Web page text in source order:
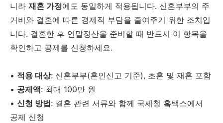
니라 재혼 가정에도 동일하게 적용됩니다. 신혼부부의 주
거비와 결혼에 따른 경제적 부담을 줄여주기 위한 조치입
니다. 결혼한 후 연말정산을 준비할 때 반드시 이 항목을
확인하고 공제를 신청하세요.
• 적용 대상: 신혼부부(혼인신고 기준), 초혼 및 재혼 포함
• 공제액: 최대 100만 원
• 신청 방법: 결혼 관련 서류와 함께 국세청 홈택스에서
공제 신청